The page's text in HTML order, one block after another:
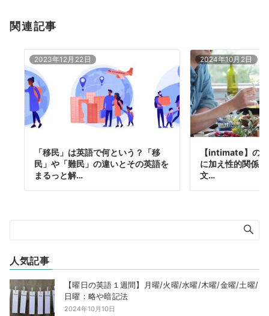
関連記事
2023年12月22日
「移民」は英語で何という？「移
民」や「難民」の違いとその英語を
まるっと解…
2024年10月2日
【intimate】の
に加え性的関係
文…
人気記事
【曜日の英語１週間】月曜/火曜/水曜/木曜/金曜/土曜/
日曜：略や暗記法
2024年10月10日